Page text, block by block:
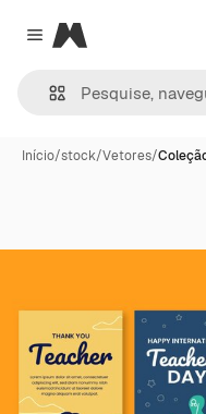
Close menu
Magnific
Início/stock/Vetores/